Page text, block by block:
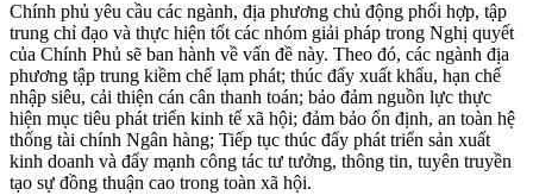
Chính phủ yêu cầu các ngành, địa phương chủ động phối hợp, tập
trung chỉ đạo và thực hiện tốt các nhóm giải pháp trong Nghị quyết
của Chính Phủ sẽ ban hành về vấn đề này. Theo đó, các ngành địa
phương tập trung kiềm chế lạm phát; thúc đẩy xuất khẩu, hạn chế
nhập siêu, cải thiện cán cân thanh toán; bảo đảm nguồn lực thực
hiện mục tiêu phát triển kinh tế xã hội; đảm bảo ổn định, an toàn hệ
thống tài chính Ngân hàng; Tiếp tục thúc đẩy phát triển sản xuất
kinh doanh và đẩy mạnh công tác tư tưởng, thông tin, tuyên truyền
tạo sự đồng thuận cao trong toàn xã hội.